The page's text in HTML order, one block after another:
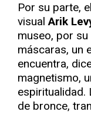
Por su parte,
visualArik
museo, por
máscaras, un
encuentra,
magnetismo,
espiritualidad.
de bronce,